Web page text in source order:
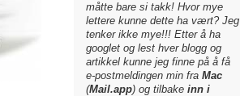
måtte bare si takk! Hvor mye
lettere kunne dette ha vært? Jeg
tenker ikke mye!!! Etter å ha
googlet og lest hver blogg og
artikkel kunne jeg finne på å få
e-postmeldingen min fra Mac
(Mail.app) og tilbake inn i